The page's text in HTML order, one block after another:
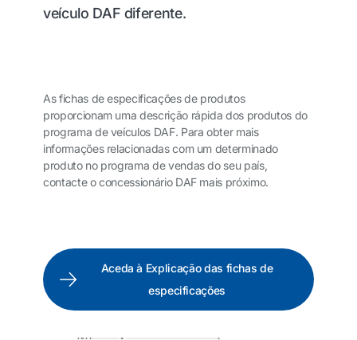
veículo DAF diferente.
As fichas de especificações de produtos
proporcionam uma descrição rápida dos produtos do
programa de veículos DAF. Para obter mais
informações relacionadas com um determinado
produto no programa de vendas do seu país,
contacte o concessionário DAF mais próximo.
Aceda à Explicação das fichas de
especificações